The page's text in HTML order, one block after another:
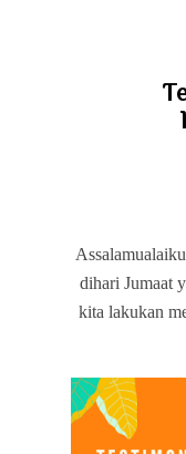
dihari Jumaat
kita lakukan